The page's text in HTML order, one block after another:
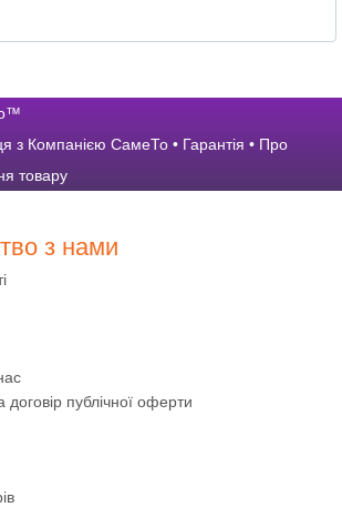
з Компанією СамеТо • Гарантія • Про
товару
з нами
договір публічної оферти